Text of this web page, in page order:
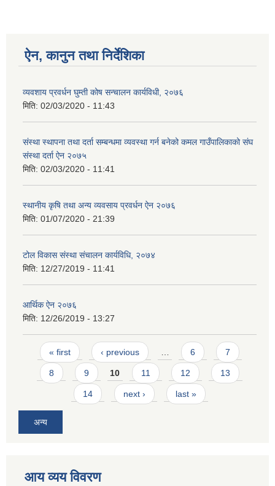
ऐन, कानुन तथा निर्देशिका
व्यवशाय प्रवर्धन घुम्ती कोष सन्चालन कार्यविधी, २०७६
मिति: 02/03/2020 - 11:43
संस्था स्थापना तथा दर्ता सम्बन्धमा व्यवस्था गर्न बनेको कमल गाउँपालिकाको संघ
संस्था दर्ता ऐन २०७५
मिति: 02/03/2020 - 11:41
स्थानीय कृषि तथा अन्य व्यवसाय प्रवर्धन ऐन २०७६
मिति: 01/07/2020 - 21:39
टोल विकास संस्था संचालन कार्यविधि, २०७४
मिति: 12/27/2019 - 11:41
आर्थिक ऐन २०७६
मिति: 12/26/2019 - 13:27
Pages
« first ‹ previous 6 7
8 9 10 11 12 13
14 next › last »
अन्य
आय व्यय विवरण